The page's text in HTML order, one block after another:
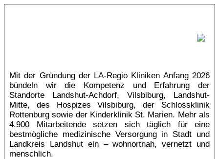
Mit der Gründung der LA-Regio Kliniken Anfang 2026
bündeln wir die Kompetenz und Erfahrung der
Standorte Landshut-Achdorf, Vilsbiburg, Landshut-
Mitte, des Hospizes Vilsbiburg, der Schlossklinik
Rottenburg sowie der Kinderklinik St. Marien. Mehr als
4.900 Mitarbeitende setzen sich täglich für eine
bestmögliche medizinische Versorgung in Stadt und
Landkreis Landshut ein – wohnortnah, vernetzt und
menschlich.